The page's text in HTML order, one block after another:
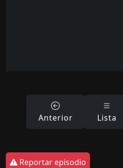
Anterior Lista
Reportar episodio